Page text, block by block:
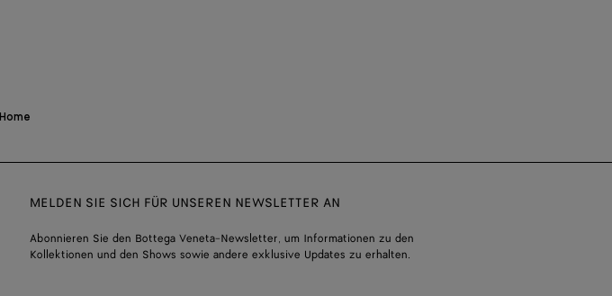
Home
MELDEN SIE SICH FÜR UNSEREN NEWSLETTER AN
Abonnieren Sie den Bottega Veneta-Newsletter, um Informationen zu den
Kollektionen und den Shows sowie andere exklusive Updates zu erhalten.